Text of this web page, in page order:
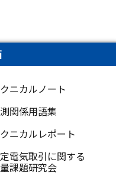
ニカルノート
関係用語集
ニカルレポート
電気取引に関する
課題研究会